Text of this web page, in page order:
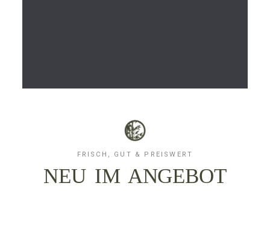
FRISCH, GUT & PREISWERT
NEU IM ANGEBOT